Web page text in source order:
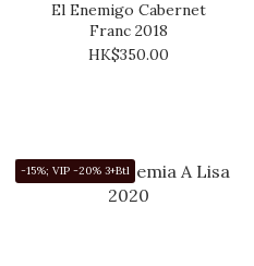
El Enemigo Cabernet
Franc 2018
HK$350.00
-15%; VIP -20% 3+Btl